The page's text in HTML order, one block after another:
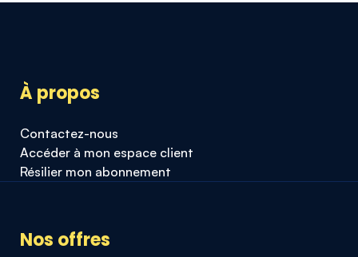
À propos
Contactez-nous
Accéder à mon espace client
Résilier mon abonnement
Nos offres